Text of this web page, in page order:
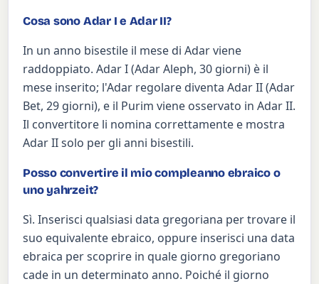
Cosa sono Adar I e Adar II?
In un anno bisestile il mese di Adar viene
raddoppiato. Adar I (Adar Aleph, 30 giorni) è il
mese inserito; l'Adar regolare diventa Adar II (Adar
Bet, 29 giorni), e il Purim viene osservato in Adar II.
Il convertitore li nomina correttamente e mostra
Adar II solo per gli anni bisestili.
Posso convertire il mio compleanno ebraico o
uno yahrzeit?
Sì. Inserisci qualsiasi data gregoriana per trovare il
suo equivalente ebraico, oppure inserisci una data
ebraica per scoprire in quale giorno gregoriano
cade in un determinato anno. Poiché il giorno